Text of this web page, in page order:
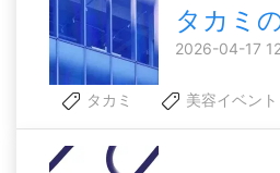
タカミ
2026-04-17
タカミ 美容イベント